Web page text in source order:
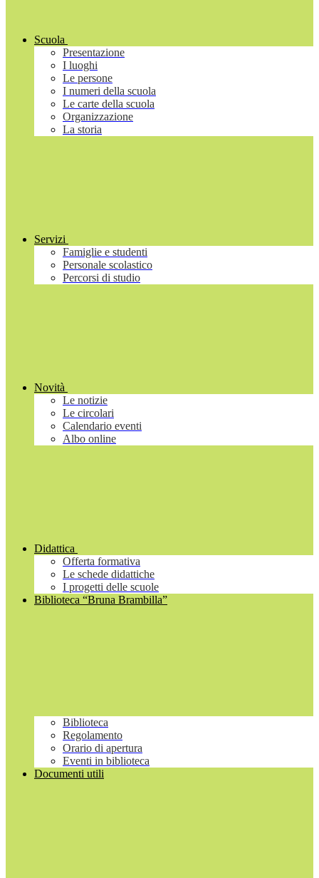
Scuola
Presentazione
I luoghi
Le persone
I numeri della scuola
Le carte della scuola
Organizzazione
La storia
Servizi
Famiglie e studenti
Personale scolastico
Percorsi di studio
Novità
Le notizie
Le circolari
Calendario eventi
Albo online
Didattica
Offerta formativa
Le schede didattiche
I progetti delle scuole
Biblioteca “Bruna Brambilla”
Biblioteca
Regolamento
Orario di apertura
Eventi in biblioteca
Documenti utili